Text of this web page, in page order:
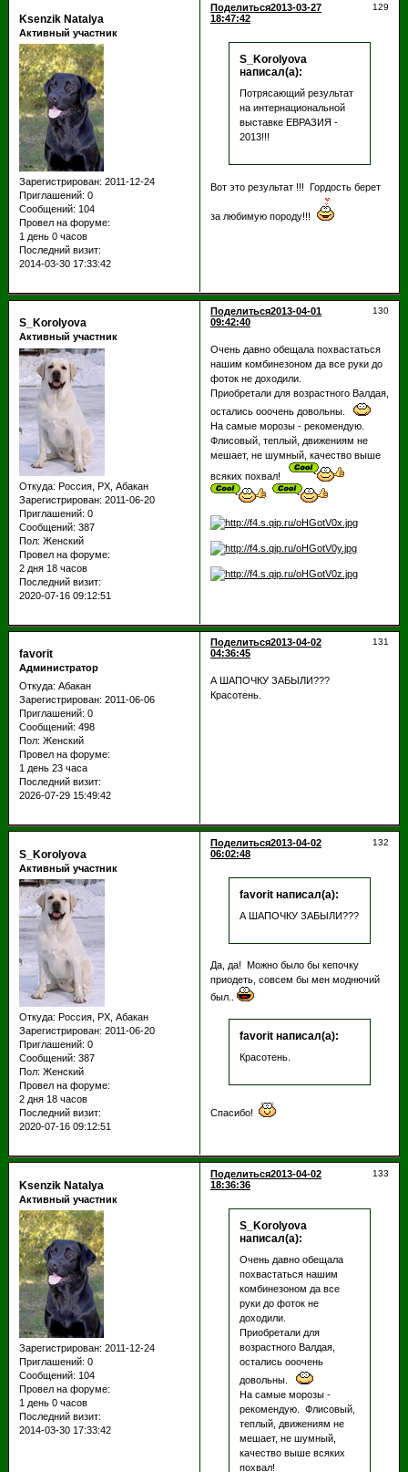
Поделиться 129
2013-03-27
18:47:42
Ksenzik Natalya
Активный участник
Зарегистрирован: 2011-12-24
Приглашений: 0
Сообщений: 104
Провел на форуме:
1 день 0 часов
Последний визит:
2014-03-30 17:33:42
S_Korolyova
написал(а):
Потрясающий результат
на интернациональной
выставке ЕВРАЗИЯ -
2013!!!
Вот это результат !!! Гордость берет
за любимую породу!!!
Поделиться 130
2013-04-01
09:42:40
S_Korolyova
Активный участник
Откуда: Россия, РХ, Абакан
Зарегистрирован: 2011-06-20
Приглашений: 0
Сообщений: 387
Пол: Женский
Провел на форуме:
2 дня 18 часов
Последний визит:
2020-07-16 09:12:51
Очень давно обещала похвастаться
нашим комбинезоном да все руки до
фоток не доходили.
Приобретали для возрастного Валдая,
остались ооочень довольны.
На самые морозы - рекомендую.
Флисовый, теплый, движениям не
мешает, не шумный, качество выше
всяких похвал!
Поделиться 131
2013-04-02
04:36:45
favorit
Администратор
Откуда: Абакан
Зарегистрирован: 2011-06-06
Приглашений: 0
Сообщений: 498
Пол: Женский
Провел на форуме:
1 день 23 часа
Последний визит:
2026-07-29 15:49:42
А ШАПОЧКУ ЗАБЫЛИ???
Красотень.
Поделиться 132
2013-04-02
06:02:48
S_Korolyova
Активный участник
Откуда: Россия, РХ, Абакан
Зарегистрирован: 2011-06-20
Приглашений: 0
Сообщений: 387
Пол: Женский
Провел на форуме:
2 дня 18 часов
Последний визит:
2020-07-16 09:12:51
favorit написал(а):
А ШАПОЧКУ ЗАБЫЛИ???
Да, да! Можно было бы кепочку
приодеть, совсем бы мен моднючий
был..
favorit написал(а):
Красотень.
Спасибо!
Поделиться 133
2013-04-02
18:36:36
Ksenzik Natalya
Активный участник
Зарегистрирован: 2011-12-24
Приглашений: 0
Сообщений: 104
Провел на форуме:
1 день 0 часов
Последний визит:
2014-03-30 17:33:42
S_Korolyova
написал(а):
Очень давно обещала
похвастаться нашим
комбинезоном да все
руки до фоток не
доходили.
Приобретали для
возрастного Валдая,
остались ооочень
довольны.
На самые морозы -
рекомендую. Флисовый,
теплый, движениям не
мешает, не шумный,
качество выше всяких
похвал!